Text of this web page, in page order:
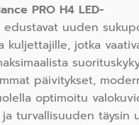
PRO H4 LED-
edustavat uuden
kuljettajille, jotka
päivitykset,
optimoitu
turvallisuuden täysin